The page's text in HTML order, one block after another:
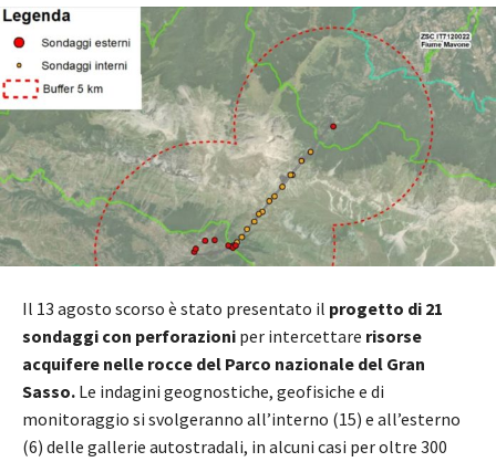
Il 13 agosto scorso è stato presentato il progetto di 21
sondaggi con perforazioni per intercettare risorse
acquifere nelle rocce del Parco nazionale del Gran
Sasso. Le indagini geognostiche, geofisiche e di
monitoraggio si svolgeranno all’interno (15) e all’esterno
(6) delle gallerie autostradali, in alcuni casi per oltre 300